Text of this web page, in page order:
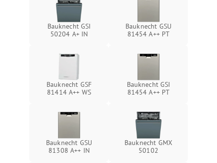
Bauknecht GSI
50204 A+ IN
Bauknecht GSU
81454 A++ PT
Bauknecht GSF
81414 A++ WS
Bauknecht GSI
81454 A++ PT
Bauknecht GSU
81308 A++ IN
Bauknecht GMX
50102